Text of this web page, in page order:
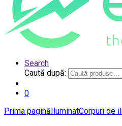
Search
Caută după:
0
Prima paginăIluminatCorpuri de